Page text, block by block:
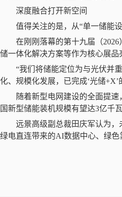
深度融合打开新空间
值得关注的是，从“单一储能
在刚刚落幕的第十九届（2026
储一体化解决方案等作为核心展品
“我们将储能定位为与光伏并
化、规模化发展，已完成‘光储+X
随着新型电网建设的全面提
国新型储能装机规模有望达3亿千瓦
远景高级副总裁田庆军认为
绿电直连带来的AI数据中心、绿